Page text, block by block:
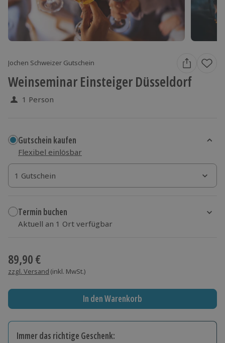
Jochen Schweizer Gutschein
Weinseminar Einsteiger Düsseldorf
1 Person
Gutschein kaufen
Flexibel einlösbar
1 Gutschein
1 Gutschein
1 Gutschein
Termin buchen
Aktuell an 1 Ort verfügbar
89,90 €
zzgl. Versand (inkl. MwSt.)
In den Warenkorb
Immer das richtige Geschenk: